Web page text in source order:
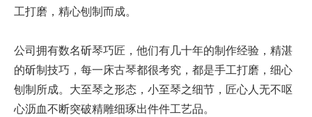
工打磨，精心刨制而成。
公司拥有数名斫琴巧匠，他们有几十年的制作经验，精湛
的斫制技巧，每一床古琴都很考究，都是手工打磨，细心
刨制所成。大至琴之形态，小至琴之细节，匠心人无不呕
心沥血不断突破精雕细琢出件件工艺品。